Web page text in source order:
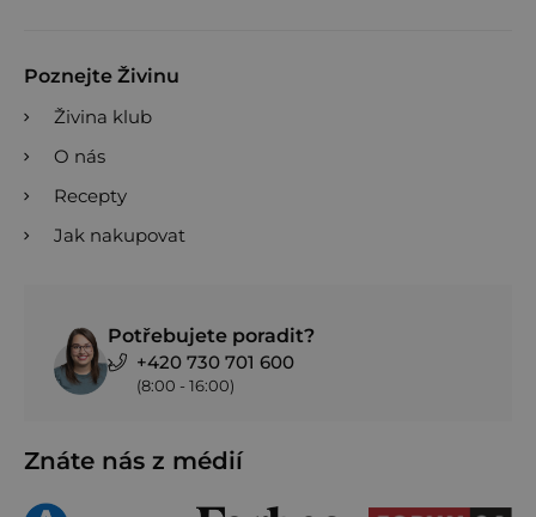
Poznejte Živinu
Živina klub
O nás
Recepty
Jak nakupovat
Potřebujete poradit?
+420 730 701 600
(8:00 - 16:00)
Znáte nás z médií